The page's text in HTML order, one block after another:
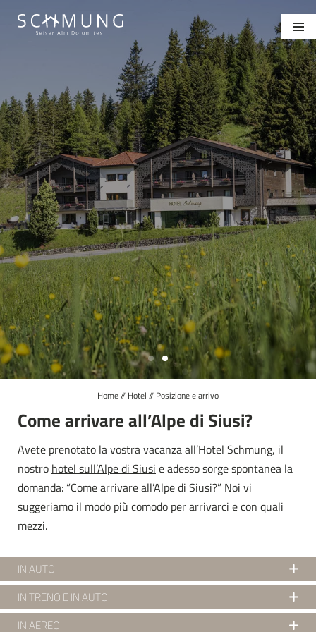
WELLNESS
DELIZIE DEL PALATO RICHIESTA
PRENOTAZIONE
Hotel
Delizie del palato
Wellness
Posizione e arrivo
Immagini
Social Media
Camere e prezzi
Attività
DE IT EN
Home// Hotel // Posizione e arrivo
Come arrivare all’Alpe di Siusi?
Avete prenotato la vostra vacanza all’Hotel Schmung, il
nostro hotel sull’Alpe di Siusi e adesso sorge spontanea la
domanda: “Come arrivare all’Alpe di Siusi?” Noi vi
suggeriamo il modo più comodo per arrivarci e con quali
mezzi.
IN AUTO
Se arrivate danord
A22 fino all’uscita di Chiusa o Bolzano nord. Da qui
IN TRENO E IN AUTO
Tutti i treni Intercity ed Eurocity fermano nelle stazioni di
IN AEREO